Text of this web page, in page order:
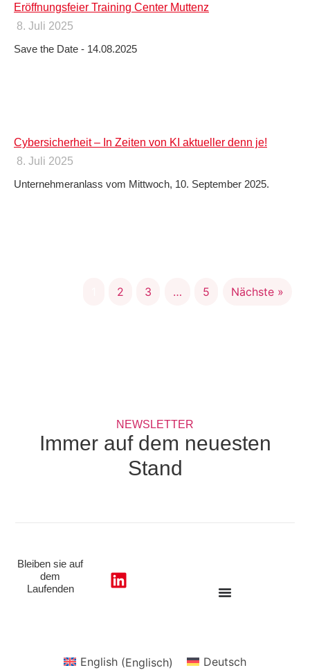
Eröffnungsfeier Training Center Muttenz
8. Juli 2025
Save the Date - 14.08.2025
Cybersicherheit – In Zeiten von KI aktueller denn je!
8. Juli 2025
Unternehmeranlass vom Mittwoch, 10. September 2025.
2 3 … 5 Nächste »
NEWSLETTER
Immer auf dem neuesten
Stand
Bleiben sie auf
dem
Laufenden
English (Englisch) Deutsch